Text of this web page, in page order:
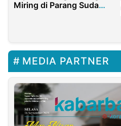
Miring di Parang Sudah
MEDIA PARTNER